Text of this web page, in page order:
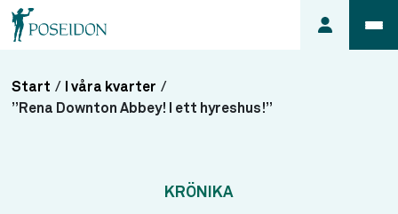
Start / I våra kvarter /
”Rena Downton Abbey! I ett hyreshus!”
KRÖNIKA